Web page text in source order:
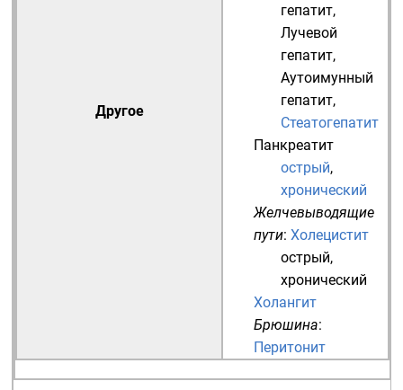
Другое
гепатит,
Лучевой
гепатит,
Аутоимунный
гепатит,
Стеатогепатит
Панкреатит
острый,
хронический
Желчевыводящие
пути: Холецистит
острый,
хронический
Холангит
Брюшина:
Перитонит